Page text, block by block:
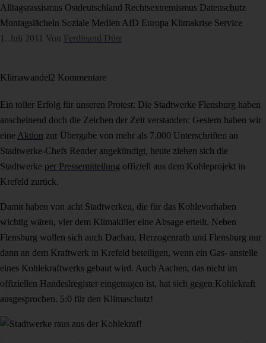
Alltagsrassismus Ostdeutschland Rechtsextremismus Datenschutz
Montagslächeln Soziale Medien AfD Europa Klimakrise Service
1. Juli 2011 Von Ferdinand Dürr
Klimawandel2 Kommentare
Ein toller Erfolg für unseren Protest: Die Stadtwerke Flensburg haben
anscheinend doch die Zeichen der Zeit verstanden: Gestern haben wir
eine Aktion zur Übergabe von mehr als 7.000 Unterschriften an
Stadtwerke-Chefs Render angekündigt, heute ziehen sich die
Stadtwerke per Pressemitteilung offiziell aus dem Kohleprojekt in
Krefeld zurück.
Damit haben von acht Stadtwerken, die für das Kohlevorhaben
wichtig wären, vier dem Klimakiller eine Absage erteilt. Neben
Flensburg wollen sich auch Dachau, Herzogenrath und Flensburg nur
dann an dem Kraftwerk in Krefeld beteiligen, wenn ein Gas- anstelle
eines Kohlekraftwerks gebaut wird. Auch Aachen, das nicht im
offiziellen Handeslregister eingetragen ist, hat sich gegen Kohlekraft
ausgesprochen. 5:0 für den Klimaschutz!